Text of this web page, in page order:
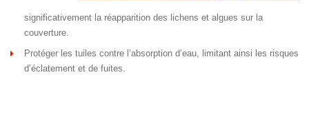
significativement la réapparition des lichens et algues sur la
couverture.
Protéger les tuiles contre l’absorption d’eau, limitant ainsi les risques
d’éclatement et de fuites.